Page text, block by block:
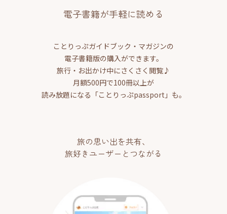
電子書籍が手軽に読める
ことりっぷガイドブック・マガジンの
電子書籍版の購入ができます。
旅行・お出かけ中にさくさく閲覧♪
月額500円で100冊以上が
読み放題になる「ことりっぷpassport」も。
旅の思い出を共有、
旅好きユーザーとつながる